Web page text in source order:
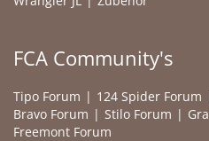
FCA Community's
Tipo Forum 124 Spider Forum
Bravo Forum
Stilo Forum
Freemont Forum